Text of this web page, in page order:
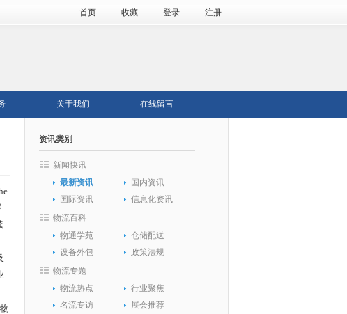
首页 收藏 登录 注册
关于我们 在线留言
资讯类别
新闻快讯
最新资讯
国内资讯
国际资讯
信息化资讯
物流百科
物通学苑
仓储配送
设备外包
政策法规
物流专题
物流热点
行业聚焦
名流专访
展会推荐